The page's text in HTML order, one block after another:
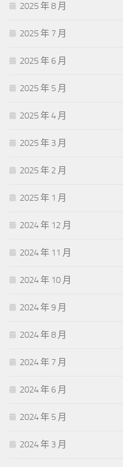
2025 年 8 月
2025 年 7 月
2025 年 6 月
2025 年 5 月
2025 年 4 月
2025 年 3 月
2025 年 2 月
2025 年 1 月
2024 年 12 月
2024 年 11 月
2024 年 10 月
2024 年 9 月
2024 年 8 月
2024 年 7 月
2024 年 6 月
2024 年 5 月
2024 年 3 月